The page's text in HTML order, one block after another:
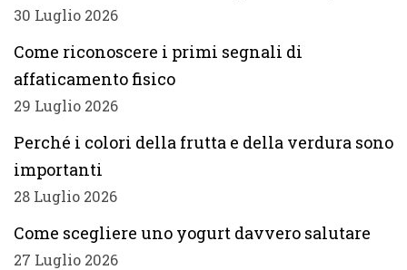
30 Luglio 2026
Come riconoscere i primi segnali di
affaticamento fisico
29 Luglio 2026
Perché i colori della frutta e della verdura sono
importanti
28 Luglio 2026
Come scegliere uno yogurt davvero salutare
27 Luglio 2026